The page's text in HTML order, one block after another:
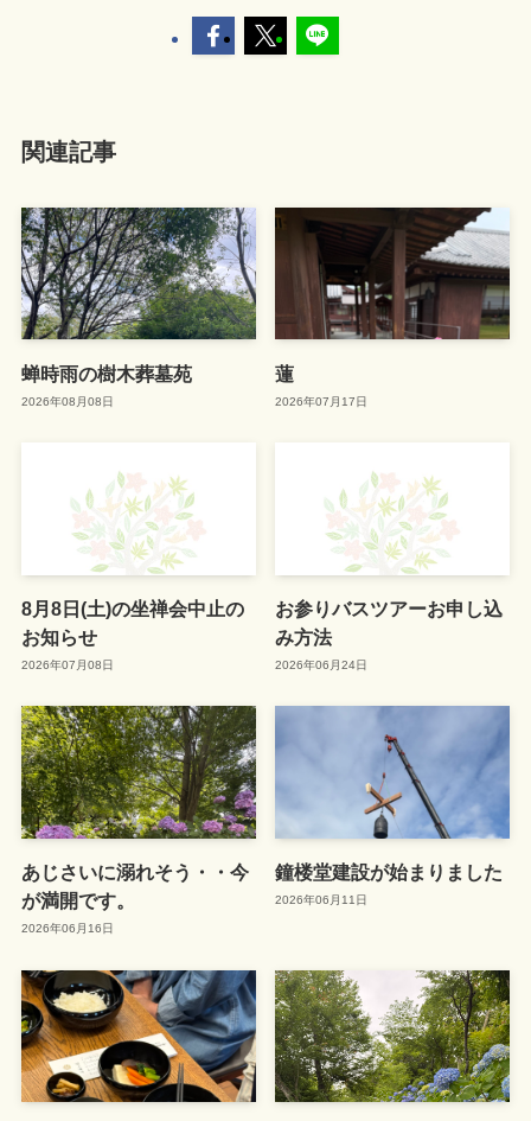
関連記事
蝉時雨の樹木葬墓苑
2026年08月08日
蓮
2026年07月17日
8月8日(土)の坐禅会中止の
お知らせ
2026年07月08日
お参りバスツアーお申し込
み方法
2026年06月24日
あじさいに溺れそう・・今
が満開です。
2026年06月16日
鐘楼堂建設が始まりました
2026年06月11日